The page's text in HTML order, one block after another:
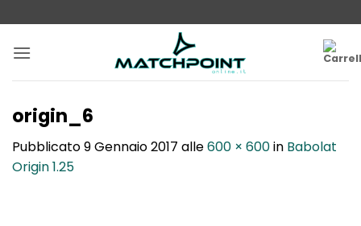
ai
contenuti
origin_6
Pubblicato9 Gennaio 2017 alle600 × 600in Babolat
Origin 1.25